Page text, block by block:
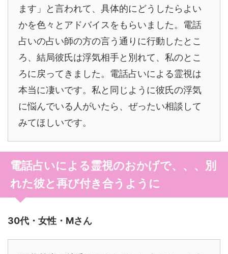
ます」と言われて、具体的にどうしたらよい
かを色々とアドバイスをもらいました。電話
占いの占い師の方の言う通りに行動したとこ
ろ、結局彼氏は浮気相手と別れて、私のとこ
ろに戻ってきました。電話占いによる霊視は
本当に凄いです。私と同じように彼氏の浮気
に悩んでいる人がいたら、ぜったい相談して
みてほしいです。
電話占いによる霊視のおかげで、、、別
れた彼と再び付き合うように
30代・女性・Mさん